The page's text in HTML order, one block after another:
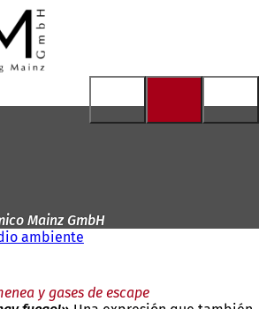
Mainz GmbH
ambiente
y gases de escape